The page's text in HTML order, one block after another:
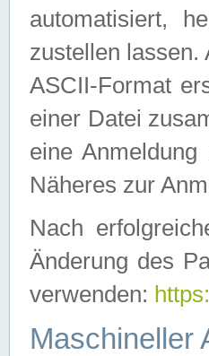
automatisiert,
zustellen lassen.
ASCII-Format
einer Datei
eine
Näheres zur
Nach
Änderung des
verwenden:
Maschineller